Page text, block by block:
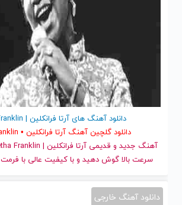
دانلود آهنگ های آرتا فرانکلین | Aretha Franklin
دانلود گلچین آهنگ آرتا فرانکلین • Aretha Franklin
آهنگ جدید
سرعت بالا گوش دهید و با کیفیت عالی با فرمت mp3 دانلود کنید
دانلود آهنگ خارجی